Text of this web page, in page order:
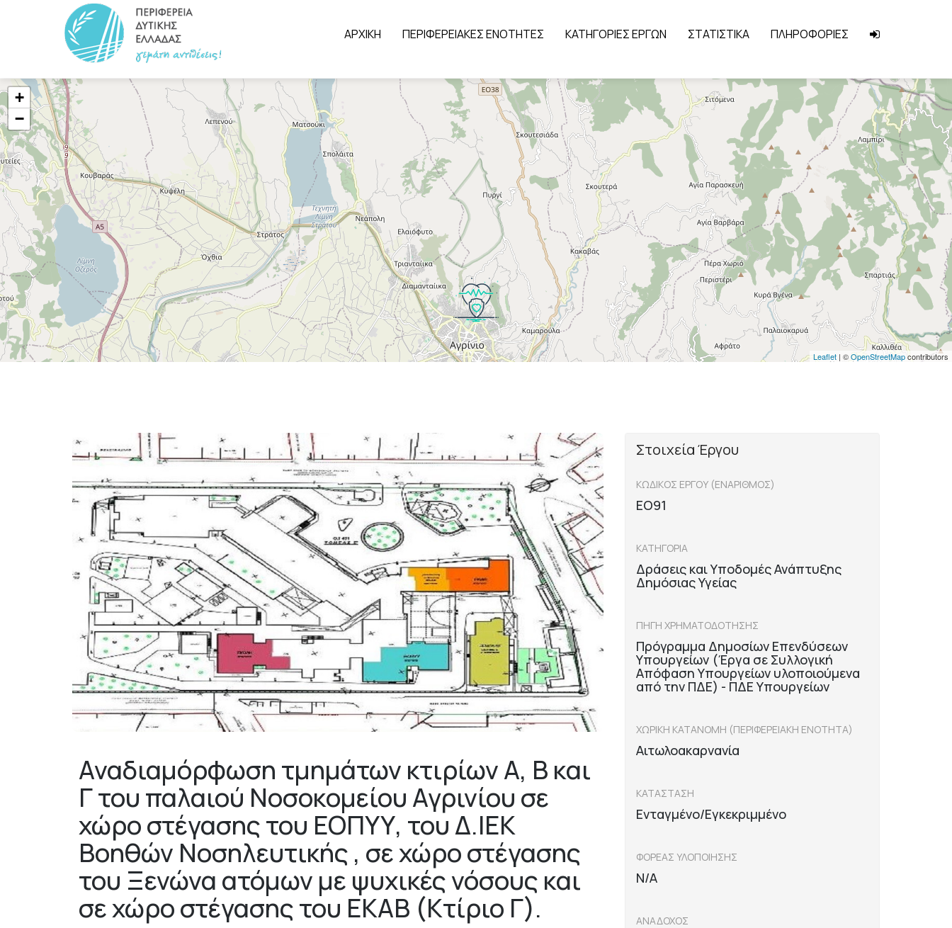
ΑΡΧΙΚΗ ΠΕΡΙΦΕΡΕΙΑΚΕΣ ΕΝΟΤΗΤΕΣ ΚΑΤΗΓΟΡΙΕΣ ΕΡΓΩΝ ΣΤΑΤΙΣΤΙΚΑ ΠΛΗΡΟΦΟΡΙΕΣ
+
−
Leaflet | ©OpenStreetMapcontributors
Στοιχεία Έργου
ΚΩΔΙΚΟΣ ΕΡΓΟΥ (ΕΝΑΡΙΘΜΟΣ)
ΕΟ91
ΚΑΤΗΓΟΡΙΑ
Δράσεις και Υποδομές Ανάπτυξης
Δημόσιας Υγείας
ΠΗΓΗ ΧΡΗΜΑΤΟΔΟΤΗΣΗΣ
Πρόγραμμα Δημοσίων Επενδύσεων
Υπουργείων (Έργα σε Συλλογική
Απόφαση Υπουργείων υλοποιούμενα
από την ΠΔΕ) - ΠΔΕ Υπουργείων
ΧΩΡΙΚΗ ΚΑΤΑΝΟΜΗ (ΠΕΡΙΦΕΡΕΙΑΚΗ ΕΝΟΤΗΤΑ)
Αιτωλοακαρνανία
ΚΑΤΑΣΤΑΣΗ
Ενταγμένο/Εγκεκριμμένο
ΦΟΡΕΑΣ ΥΛΟΠΟΙΗΣΗΣ
N/A
ΑΝΑΔΟΧΟΣ
Αναδιαμόρφωση τμημάτων κτιρίων Α, Β και
Γ του παλαιού Νοσοκομείου Αγρινίου σε
χώρο στέγασης του ΕΟΠΥΥ, του Δ.ΙΕΚ
Βοηθών Νοσηλευτικής , σε χώρο στέγασης
του Ξενώνα ατόμων με ψυχικές νόσους και
σε χώρο στέγασης του ΕΚΑΒ (Κτίριο Γ).